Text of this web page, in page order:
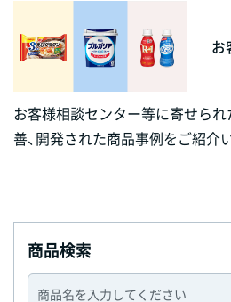
お
お客様相談センター等に寄せら
善、開発された商品事例をご紹介
商品検索